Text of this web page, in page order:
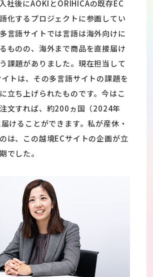
社後にAOKIとORIHICAの既存EC
化するプロジェクトに参画してい
言語サイトでは言語は海外向けに
ものの、海外まで商品を直接届け
課題がありました。現在担当して
トは、その多言語サイトの課題を
立ち上げられたものです。今はこ
文すれば、約200ヵ国（2024年
けることができます。私が産休・
は、この越境ECサイトの企画が立
でした。